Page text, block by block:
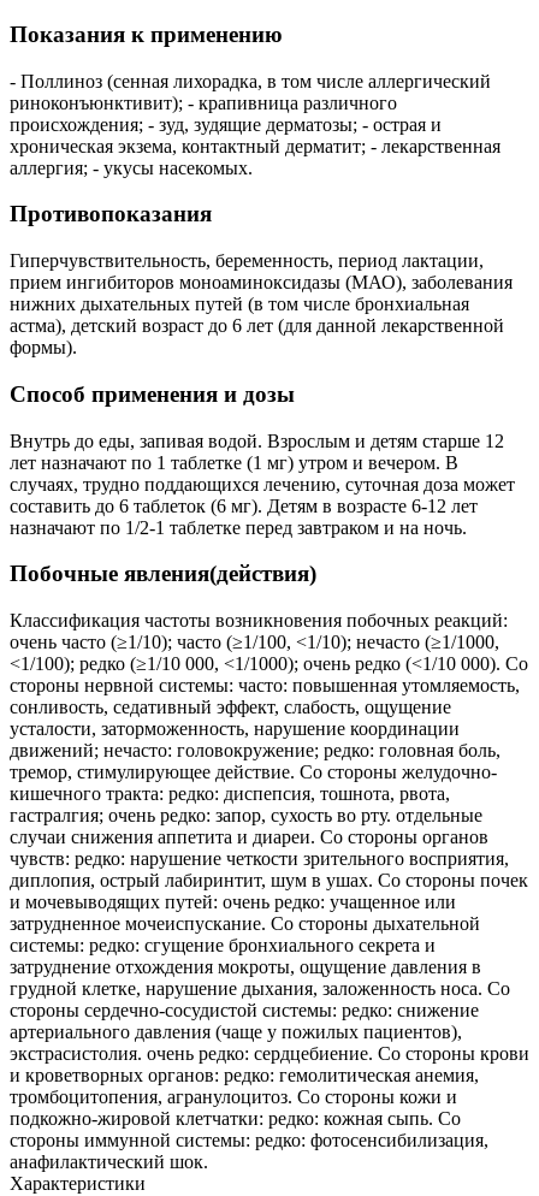
Показания к применению
- Поллиноз (сенная лихорадка, в том числе аллергический
риноконъюнктивит); - крапивница различного
происхождения; - зуд, зудящие дерматозы; - острая и
хроническая экзема, контактный дерматит; - лекарственная
аллергия; - укусы насекомых.
Противопоказания
Гиперчувствительность, беременность, период лактации,
прием ингибиторов моноаминоксидазы (МАО), заболевания
нижних дыхательных путей (в том числе бронхиальная
астма), детский возраст до 6 лет (для данной лекарственной
формы).
Способ применения и дозы
Внутрь до еды, запивая водой. Взрослым и детям старше 12
лет назначают по 1 таблетке (1 мг) утром и вечером. В
случаях, трудно поддающихся лечению, суточная доза может
составить до 6 таблеток (6 мг). Детям в возрасте 6-12 лет
назначают по 1/2-1 таблетке перед завтраком и на ночь.
Побочные явления(действия)
Классификация частоты возникновения побочных реакций:
очень часто (≥1/10); часто (≥1/100, <1/10); нечасто (≥1/1000,
<1/100); редко (≥1/10 000, <1/1000); очень редко (<1/10 000). Со
стороны нервной системы: часто: повышенная утомляемость,
сонливость, седативный эффект, слабость, ощущение
усталости, заторможенность, нарушение координации
движений; нечасто: головокружение; редко: головная боль,
тремор, стимулирующее действие. Со стороны желудочно-
кишечного тракта: редко: диспепсия, тошнота, рвота,
гастралгия; очень редко: запор, сухость во рту. отдельные
случаи снижения аппетита и диареи. Со стороны органов
чувств: редко: нарушение четкости зрительного восприятия,
диплопия, острый лабиринтит, шум в ушах. Со стороны почек
и мочевыводящих путей: очень редко: учащенное или
затрудненное мочеиспускание. Со стороны дыхательной
системы: редко: сгущение бронхиального секрета и
затруднение отхождения мокроты, ощущение давления в
грудной клетке, нарушение дыхания, заложенность носа. Со
стороны сердечно-сосудистой системы: редко: снижение
артериального давления (чаще у пожилых пациентов),
экстрасистолия. очень редко: сердцебиение. Со стороны крови
и кроветворных органов: редко: гемолитическая анемия,
тромбоцитопения, агранулоцитоз. Со стороны кожи и
подкожно-жировой клетчатки: редко: кожная сыпь. Со
стороны иммунной системы: редко: фотосенсибилизация,
анафилактический шок.
Характеристики